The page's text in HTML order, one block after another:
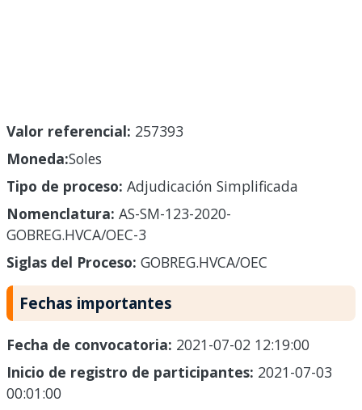
Valor referencial: 257393
Moneda:Soles
Tipo de proceso: Adjudicación Simplificada
Nomenclatura: AS-SM-123-2020-
GOBREG.HVCA/OEC-3
Siglas del Proceso: GOBREG.HVCA/OEC
Fechas importantes
Fecha de convocatoria: 2021-07-02 12:19:00
Inicio de registro de participantes: 2021-07-03
00:01:00